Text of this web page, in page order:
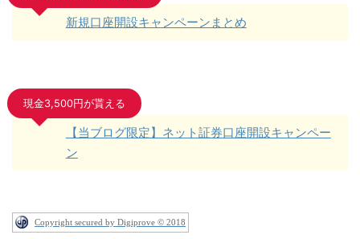
新規口座開設キャンペーンまとめ
現金3,500円が貰える
【当ブログ限定】ネット証券口座開設キャンペー
ン
Copyright secured by Digiprove © 2018